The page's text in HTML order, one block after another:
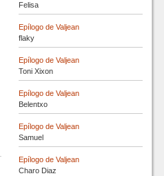
Felisa
Epílogo de Valjean
flaky
Epílogo de Valjean
Toni Xixon
Epílogo de Valjean
Belentxo
Epílogo de Valjean
Samuel
Epílogo de Valjean
Charo Diaz